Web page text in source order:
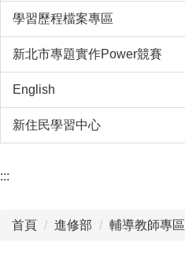
學習歷程檔案專區
新北市專題實作Power競賽
English
新住民學習中心
:::
首頁 進修部 輔導教師專區